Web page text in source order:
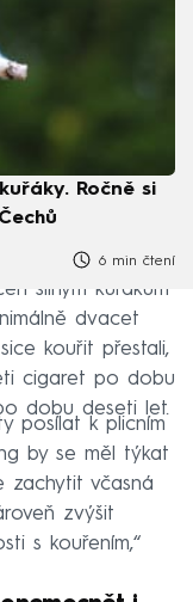
Ročně si
6 min čtení
silným kuřákům
dvacet
kouřit přestali,
cigaret po dobu
dobu deseti let.
posílat k plicním
by se měl týkat
zachytit včasná
zvýšit
s kouřením,“